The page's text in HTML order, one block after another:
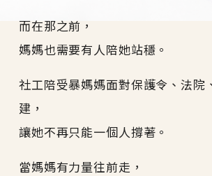
而在那之前，
媽媽也需要有人陪她站穩。
社工陪受暴媽媽面對保護令、法院
建，
讓她不再只能一個人撐著。
當媽媽有力量往前走，